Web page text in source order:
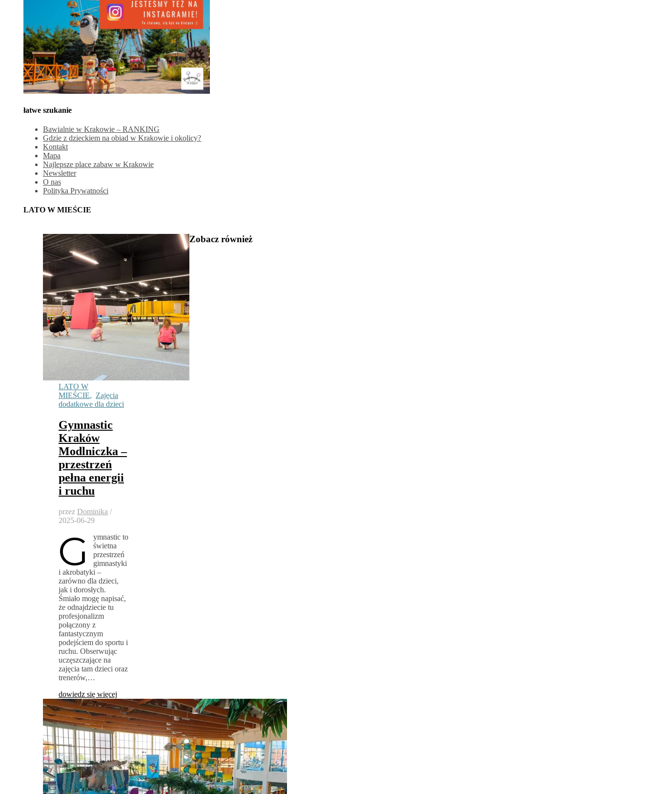
łatwe szukanie
Bawialnie w Krakowie – RANKING
Gdzie z dzieckiem na obiad w Krakowie i okolicy?
Kontakt
Mapa
Najlepsze place zabaw w Krakowie
Newsletter
O nas
Polityka Prywatności
LATO W MIEŚCIE
LATO W
MIEŚCIE, Zajęcia
dodatkowe dla dzieci
Gymnastic
Kraków
Modlniczka –
przestrzeń
pełna energii
i ruchu
przez Dominika /
2025-06-29
G
ymnastic to
świetna
przestrzeń
gimnastyki
i akrobatyki –
zarówno dla dzieci,
jak i dorosłych.
Śmiało mogę napisać,
że odnajdziecie tu
profesjonalizm
połączony z
fantastycznym
podejściem do sportu i
ruchu. Obserwując
uczęszczające na
zajęcia tam dzieci oraz
trenerów,…
dowiedz się więcej
Zobacz również